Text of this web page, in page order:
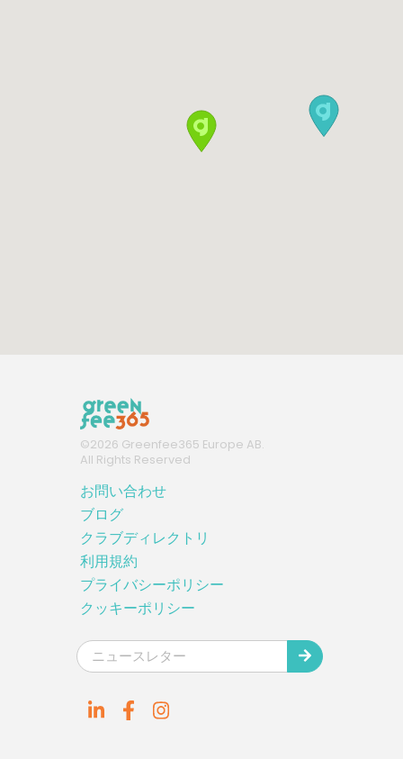
©2026 Greenfee365 Europe AB.
All Rights Reserved
お問い合わせ
ブログ
クラブディレクトリ
利用規約
プライバシーポリシー
クッキーポリシー